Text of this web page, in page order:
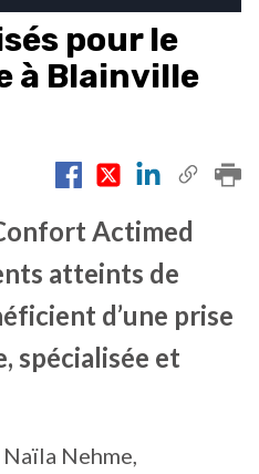
pour le
à Blainville
Actimed
atteints de
d’une prise
spécialisée et
Nehme,